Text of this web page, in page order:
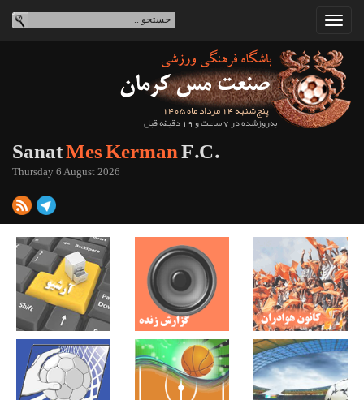
پنج‌شنبه 14 مرداد ماه 1405
به‌روزشده در 7 ساعت و 19 دقیقه قبل
SanatMes KermanF.C.
Thursday 6 August 2026